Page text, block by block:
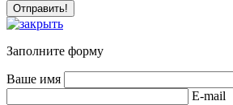
Заполните форму
Ваше имя
E-mail